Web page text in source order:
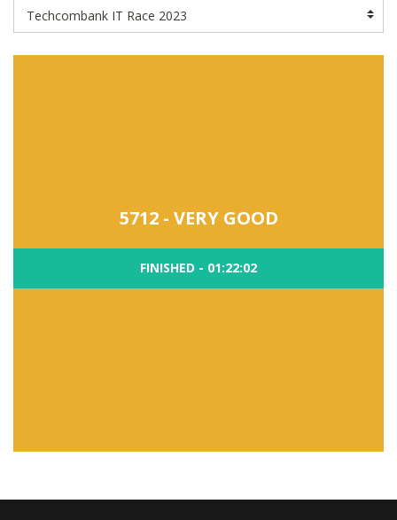
5712 - VERY GOOD
FINISHED - 01:22:02